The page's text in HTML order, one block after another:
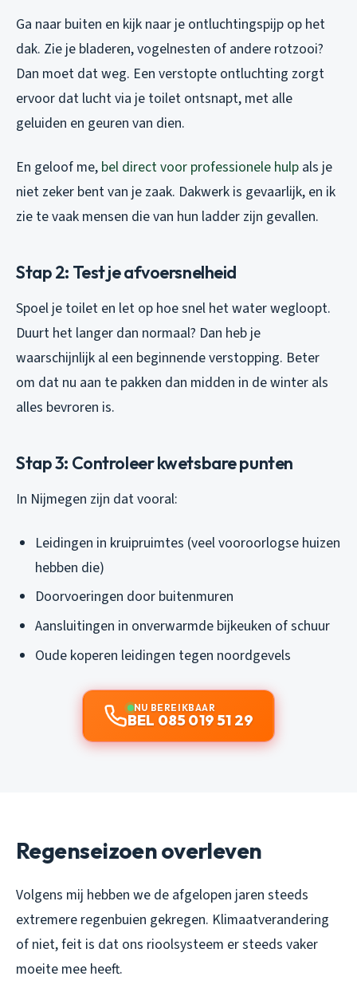
Ga naar buiten en kijk naar je ontluchtingspijp op het
dak. Zie je bladeren, vogelnesten of andere rotzooi?
Dan moet dat weg. Een verstopte ontluchting zorgt
ervoor dat lucht via je toilet ontsnapt, met alle
geluiden en geuren van dien.
En geloof me, bel direct voor professionele hulp als je
niet zeker bent van je zaak. Dakwerk is gevaarlijk, en ik
zie te vaak mensen die van hun ladder zijn gevallen.
Stap 2: Test je afvoersnelheid
Spoel je toilet en let op hoe snel het water wegloopt.
Duurt het langer dan normaal? Dan heb je
waarschijnlijk al een beginnende verstopping. Beter
om dat nu aan te pakken dan midden in de winter als
alles bevroren is.
Stap 3: Controleer kwetsbare punten
In Nijmegen zijn dat vooral:
Leidingen in kruipruimtes (veel vooroorlogse huizen
hebben die)
Doorvoeringen door buitenmuren
Aansluitingen in onverwarmde bijkeuken of schuur
Oude koperen leidingen tegen noordgevels
NU BEREIKBAAR
BEL 085 019 51 29
Regenseizoen overleven
Volgens mij hebben we de afgelopen jaren steeds
extremere regenbuien gekregen. Klimaatverandering
of niet, feit is dat ons rioolsysteem er steeds vaker
moeite mee heeft.